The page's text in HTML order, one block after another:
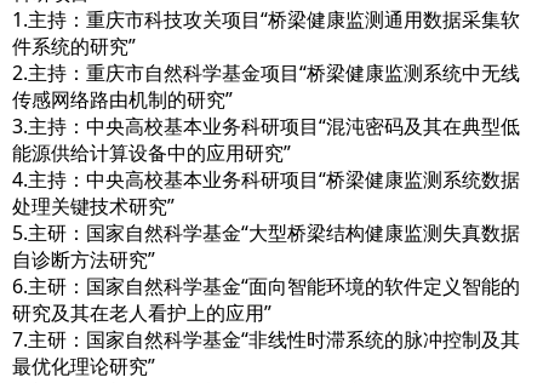
1.主持：重庆市科技攻关项目“桥梁健康监测通用数据采集软
件系统的研究”
2.主持：重庆市自然科学基金项目“桥梁健康监测系统中无线
传感网络路由机制的研究”
3.主持：中央高校基本业务科研项目“混沌密码及其在典型低
能源供给计算设备中的应用研究”
4.主持：中央高校基本业务科研项目“桥梁健康监测系统数据
处理关键技术研究”
5.主研：国家自然科学基金“大型桥梁结构健康监测失真数据
自诊断方法研究”
6.主研：国家自然科学基金“面向智能环境的软件定义智能的
研究及其在老人看护上的应用”
7.主研：国家自然科学基金“非线性时滞系统的脉冲控制及其
最优化理论研究”